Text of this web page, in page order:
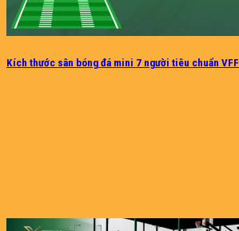
Kích thước sân bóng đá mini 7 người tiêu chuẩn VFF